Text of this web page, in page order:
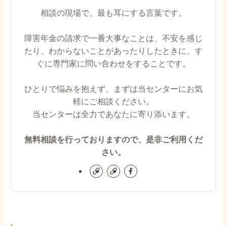
相談の現場で、最も耳にする言葉です。
障害年金の請求で一番大事なことは、不安を感じ
たり、わからないことがあったりしたときに、す
ぐに専門家に問い合わせをすることです。
ひとりで悩みを抱えず、まずは当センターにお気
軽にご相談ください。
当センターは全力であなたに寄り添います。
無料相談を行っておりますので、是非ご利用くだ
さい。